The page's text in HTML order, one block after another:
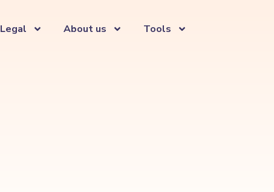
Legal About us Tools